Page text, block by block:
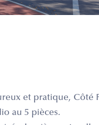
et pratique, Côté
au 5 pièces.